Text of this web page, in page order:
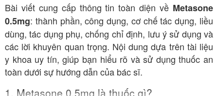
Bài viết cung cấp thông tin toàn diện về Metasone
0.5mg: thành phần, công dụng, cơ chế tác dụng, liều
dùng, tác dụng phụ, chống chỉ định, lưu ý sử dụng và
các lời khuyên quan trọng. Nội dung dựa trên tài liệu
y khoa uy tín, giúp bạn hiểu rõ và sử dụng thuốc an
toàn dưới sự hướng dẫn của bác sĩ.
1. Metasone 0.5mg là thuốc gì?